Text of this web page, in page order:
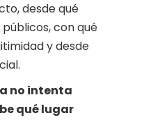
desde qué
con qué
y desde
no intenta
qué lugar